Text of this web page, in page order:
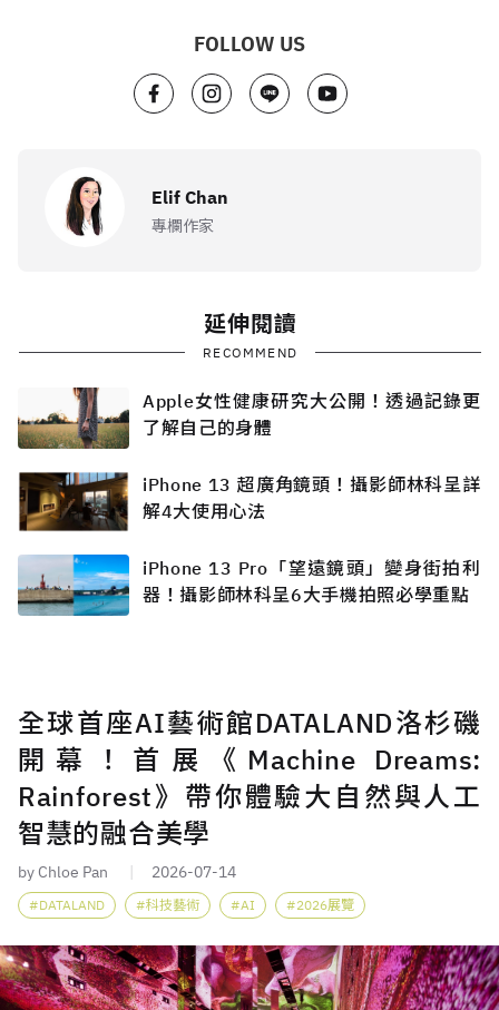
FOLLOW US
Elif Chan
專欄作家
延伸閱讀
RECOMMEND
Apple女性健康研究大公開！透過記錄更
了解自己的身體
iPhone 13 超廣角鏡頭！攝影師林科呈詳
解4大使用心法
iPhone 13 Pro「望遠鏡頭」變身街拍利
器！攝影師林科呈6大手機拍照必學重點
全球首座AI藝術館DATALAND洛杉磯
開幕！首展《Machine Dreams:
Rainforest》帶你體驗大自然與人工
智慧的融合美學
by Chloe Pan 2026-07-14
DATALAND 科技藝術 AI 2026展覽